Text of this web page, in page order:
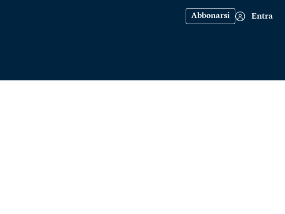
Abbonarsi Entra